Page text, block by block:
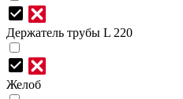
Держатель трубы L 220
Желоб